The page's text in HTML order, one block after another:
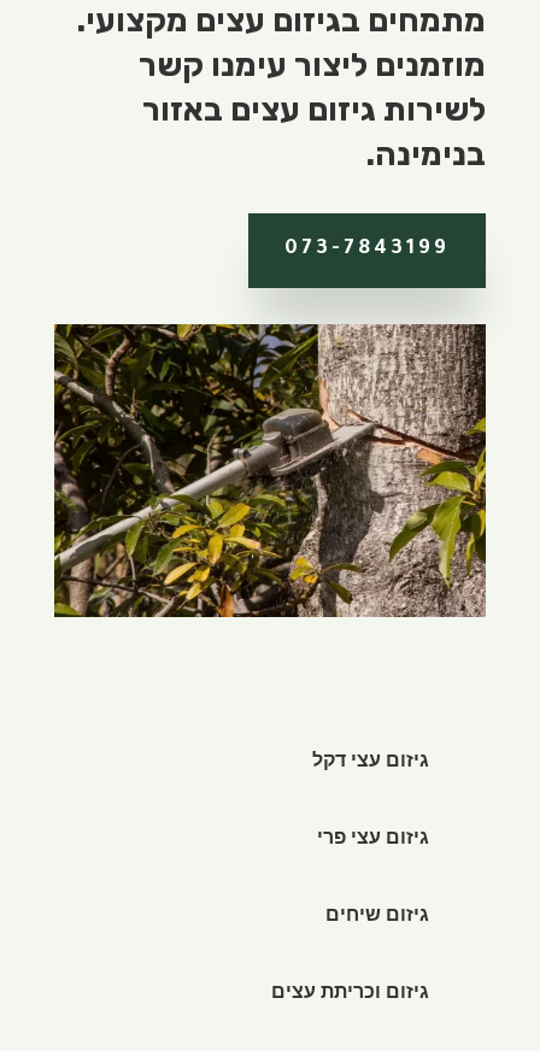
מתמחים בגיזום עצים מקצועי.
מוזמנים ליצור עימנו קשר
לשירות גיזום עצים באזור
בנימינה.
073-7843199
גיזום עצי דקל
גיזום עצי פרי
גיזום שיחים
גיזום וכריתת עצים